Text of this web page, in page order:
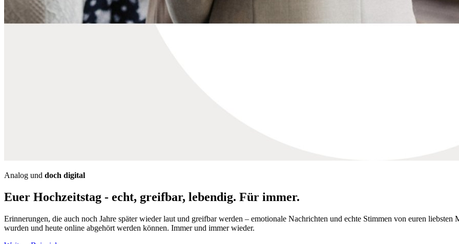
Analog und doch digital
Euer Hochzeitstag - echt, greifbar, lebendig. Für immer.
Erinnerungen, die auch noch Jahre später wieder laut und greifbar werden – emotionale Nachrichten und echte Stimmen von euren
wurden und heute online abgehört werden können. Immer und immer wieder.